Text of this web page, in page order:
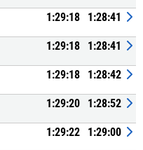
1:29:18 1:28:41
1:29:18 1:28:41
1:29:18 1:28:42
1:29:20 1:28:52
1:29:22 1:29:00